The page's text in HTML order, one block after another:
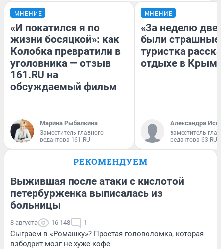
МНЕНИЕ
«И покатился я по
жизни босяцкой»: как
Колобка превратили в
уголовника — отзыв
161.RU на
обсуждаемый фильм
Марина Рыбалкина
Заместитель главного
редактора 161.RU
МНЕНИЕ
«За неделю две
были
туристка
отдыхе в
Александра
заместитель
редактора 63.RU
РЕКОМЕНДУЕМ
Выжившая после атаки с кислотой
петербурженка выписалась из
больницы
8 августа 16 148 1
Сыграем в «Ромашку»? Простая головоломка, которая
взбодрит мозг не хуже кофе